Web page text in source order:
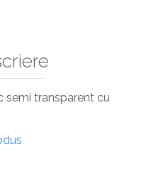
semi transparent cu